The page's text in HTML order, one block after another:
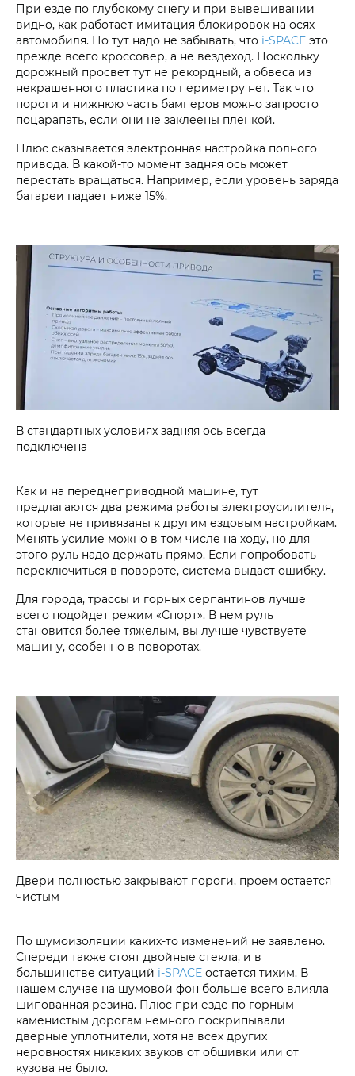
При езде по глубокому снегу и при вывешивании
видно, как работает имитация блокировок на осях
автомобиля. Но тут надо не забывать, что i‑SPACE это
прежде всего кроссовер, а не вездеход. Поскольку
дорожный просвет тут не рекордный, а обвеса из
некрашенного пластика по периметру нет. Так что
пороги и нижнюю часть бамперов можно запросто
поцарапать, если они не заклеены пленкой.
Плюс сказывается электронная настройка полного
привода. В какой-то момент задняя ось может
перестать вращаться. Например, если уровень заряда
батареи падает ниже 15%.
В стандартных условиях задняя ось всегда
подключена
Как и на переднеприводной машине, тут
предлагаются два режима работы электроусилителя,
которые не привязаны к другим ездовым настройкам.
Менять усилие можно в том числе на ходу, но для
этого руль надо держать прямо. Если попробовать
переключиться в повороте, система выдаст ошибку.
Для города, трассы и горных серпантинов лучше
всего подойдет режим «Спорт». В нем руль
становится более тяжелым, вы лучше чувствуете
машину, особенно в поворотах.
Двери полностью закрывают пороги, проем остается
чистым
По шумоизоляции каких-то изменений не заявлено.
Спереди также стоят двойные стекла, и в
большинстве ситуаций i‑SPACE остается тихим. В
нашем случае на шумовой фон больше всего влияла
шипованная резина. Плюс при езде по горным
каменистым дорогам немного поскрипывали
дверные уплотнители, хотя на всех других
неровностях никаких звуков от обшивки или от
кузова не было.